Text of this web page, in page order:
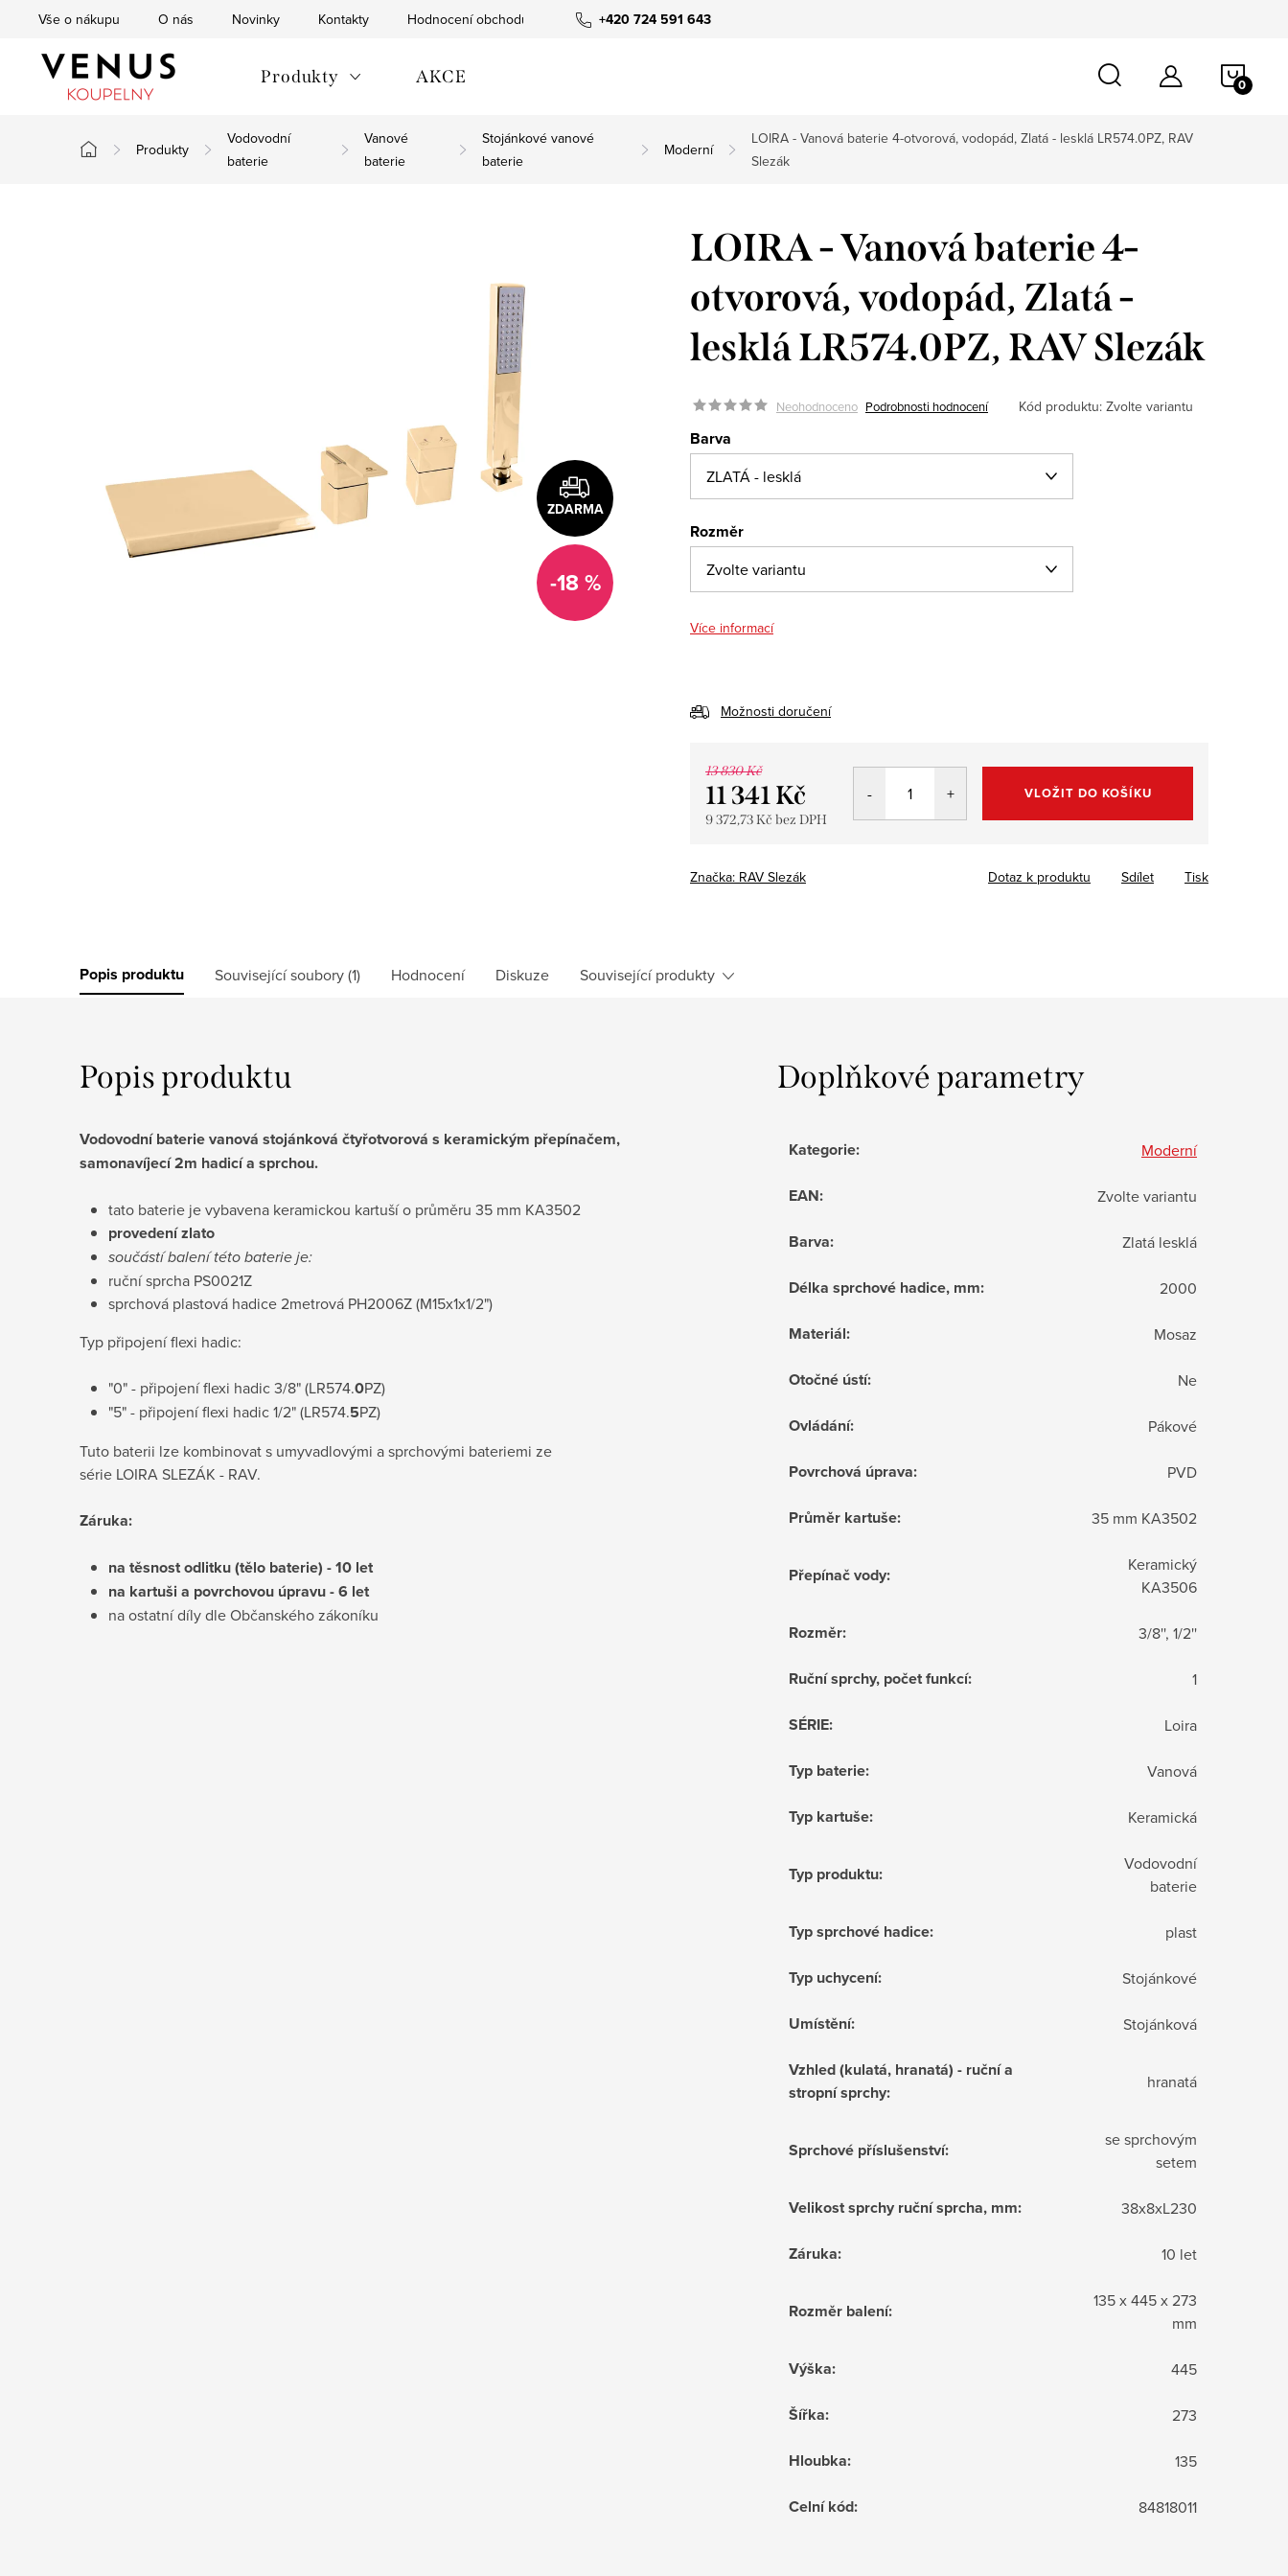
+420 724 591 643
Vše o nákupu O nás Novinky Kontakty Hodnocení obchodu
Produkty AKCE
Domů
Produkty
Vodovodní
baterie
Vanové
baterie
Stojánkové vanové
baterie
Moderní
LOIRA - Vanová baterie 4-otvorová, vodopád, Zlatá - lesklá LR574.0PZ, RAV
Slezák
ZDARMA
-18 %
LOIRA - Vanová baterie 4-
otvorová, vodopád, Zlatá -
lesklá LR574.0PZ, RAV Slezák
Neohodnoceno Podrobnosti hodnocení Kód produktu: Zvolte variantu
Barva
Rozměr
Více informací
Možnosti doručení
13 830 Kč
11 341 Kč
9 372,73 Kč bez DPH
VLOŽIT DO KOŠÍKU
Značka: RAV Slezák Tisk
Dotaz k produktu Sdílet
Popis produktu Související soubory (1) Hodnocení Diskuze Související produkty
Popis produktu
Vodovodní baterie vanová stojánková čtyřotvorová s keramickým přepínačem,
samonavíjecí2m hadicí a sprchou.
tato baterie je vybavena keramickou kartuší o průměru 35 mm KA3502
provedení zlato
součástí balení této baterie je:
ruční sprcha PS0021Z
sprchová plastová hadice 2metrová PH2006Z (M15x1x1/2")
Typ připojení flexi hadic:
"0" - připojení flexi hadic 3/8" (LR574.0PZ)
"5" - připojení flexi hadic 1/2" (LR574.5PZ)
Tuto baterii lze kombinovat s umyvadlovými a sprchovými bateriemi ze
série LOIRA SLEZÁK - RAV.
Záruka:
na těsnost odlitku (tělo baterie) - 10 let
na kartuši a povrchovou úpravu - 6 let
na ostatní díly dle Občanského zákoníku
Doplňkové parametry
Kategorie: Moderní
EAN: Zvolte variantu
Barva: Zlatá lesklá
Délka sprchové hadice, mm: 2000
Materiál: Mosaz
Otočné ústí: Ne
Ovládání: Pákové
Povrchová úprava: PVD
Průměr kartuše: 35 mm KA3502
Přepínač vody:
Keramický
KA3506
Rozměr: 3/8'', 1/2''
Ruční sprchy, počet funkcí: 1
SÉRIE: Loira
Typ baterie: Vanová
Typ kartuše: Keramická
Typ produktu:
Vodovodní
baterie
Typ sprchové hadice: plast
Typ uchycení: Stojánkové
Umístění: Stojánková
Vzhled (kulatá, hranatá) - ruční a
stropní sprchy: hranatá
Sprchové příslušenství:
se sprchovým
setem
Velikost sprchy ruční sprcha, mm: 38x8xL230
Záruka: 10 let
Rozměr balení:
135 x 445 x 273
mm
Výška: 445
Šířka: 273
Hloubka: 135
Celní kód: 84818011